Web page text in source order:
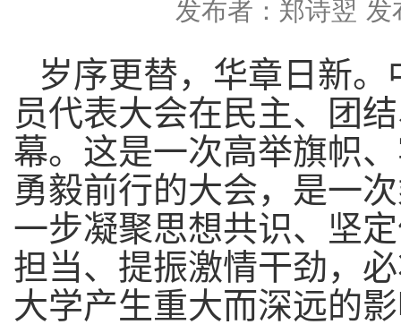
发布者：郑诗翌 发
岁序更替，华章日新
员代表大会在 民主、团
幕。这是一次高举旗帜
勇毅前行的大会，是一
一步凝聚思想共识、坚
担当、提振激情干劲，
大学产生重大而深远的